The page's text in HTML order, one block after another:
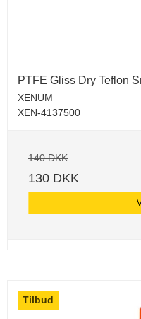
PTFE Gliss Dry Teflon
XENUM
XEN-4137500
140 DKK
130 DKK
Tilbud